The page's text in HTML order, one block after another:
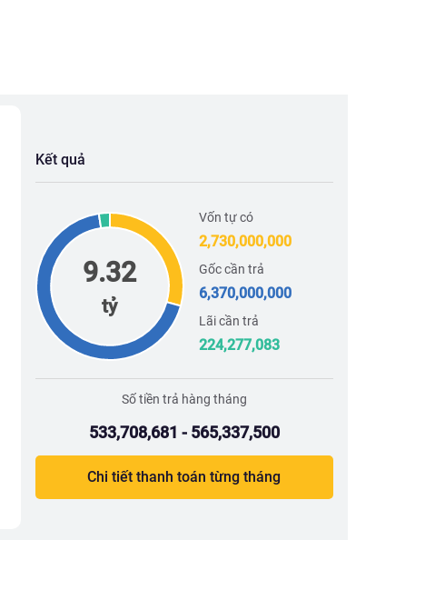
Kết quả
9.32
tỷ
Vốn tự có
2,730,000,000
Gốc cần trả
6,370,000,000
Lãi cần trả
224,277,083
Số tiền trả hàng tháng
533,708,681 - 565,337,500
Chi tiết thanh toán từng tháng